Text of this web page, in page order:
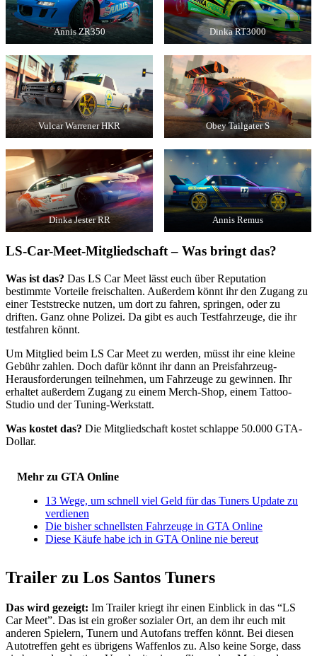
Annis ZR350 Dinka RT3000
Vulcar Warrener HKR Obey Tailgater S
Dinka Jester RR Annis Remus
LS-Car-Meet-Mitgliedschaft – Was bringt das?
Was ist das? Das LS Car Meet lässt euch über Reputation
bestimmte Vorteile freischalten. Außerdem könnt ihr den Zugang zu
einer Teststrecke nutzen, um dort zu fahren, springen, oder zu
driften. Ganz ohne Polizei. Da gibt es auch Testfahrzeuge, die ihr
testfahren könnt.
Um Mitglied beim LS Car Meet zu werden, müsst ihr eine kleine
Gebühr zahlen. Doch dafür könnt ihr dann an Preisfahrzeug-
Herausforderungen teilnehmen, um Fahrzeuge zu gewinnen. Ihr
erhaltet außerdem Zugang zu einem Merch-Shop, einem Tattoo-
Studio und der Tuning-Werkstatt.
Was kostet das? Die Mitgliedschaft kostet schlappe 50.000 GTA-
Dollar.
Mehr zu GTA Online
13 Wege, um schnell viel Geld für das Tuners Update zu
verdienen
Die bisher schnellsten Fahrzeuge in GTA Online
Diese Käufe habe ich in GTA Online nie bereut
Trailer zu Los Santos Tuners
Das wird gezeigt: Im Trailer kriegt ihr einen Einblick in das “LS
Car Meet”. Das ist ein großer sozialer Ort, an dem ihr euch mit
anderen Spielern, Tunern und Autofans treffen könnt. Bei diesen
Autotreffen geht es übrigens Waffenlos zu. Also keine Sorge, dass